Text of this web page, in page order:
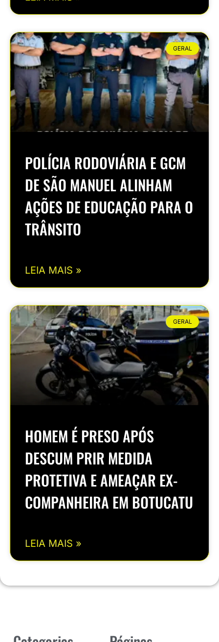
GERAL
POLÍCIA RODOVIÁRIA E GCM
DE SÃO MANUEL ALINHAM
AÇÕES DE EDUCAÇÃO PARA O
TRÂNSITO
LEIA MAIS »
GERAL
HOMEM É PRESO APÓS
DESCUM PRIR MEDIDA
PROTETIVA E AMEAÇAR EX-
COMPANHEIRA EM BOTUCATU
LEIA MAIS »